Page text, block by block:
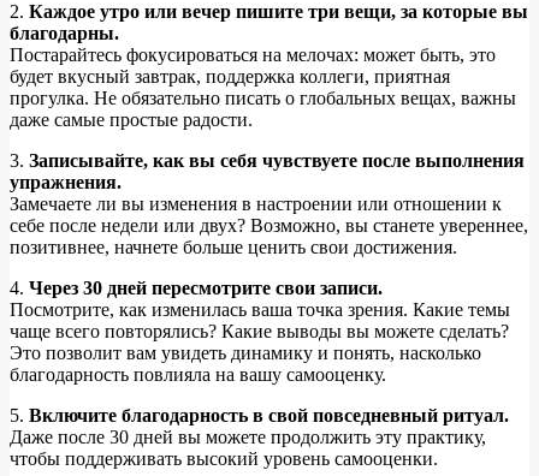
2. Каждое утро или вечер пишите три вещи, за которые вы
благодарны.
Постарайтесь фокусироваться на мелочах: может быть, это
будет вкусный завтрак, поддержка коллеги, приятная
прогулка. Не обязательно писать о глобальных вещах, важны
даже самые простые радости.
3. Записывайте, как вы себя чувствуете после выполнения
упражнения.
Замечаете ли вы изменения в настроении или отношении к
себе после недели или двух? Возможно, вы станете увереннее,
позитивнее, начнете больше ценить свои достижения.
4. Через 30 дней пересмотрите свои записи.
Посмотрите, как изменилась ваша точка зрения. Какие темы
чаще всего повторялись? Какие выводы вы можете сделать?
Это позволит вам увидеть динамику и понять, насколько
благодарность повлияла на вашу самооценку.
5. Включите благодарность в свой повседневный ритуал.
Даже после 30 дней вы можете продолжить эту практику,
чтобы поддерживать высокий уровень самооценки.